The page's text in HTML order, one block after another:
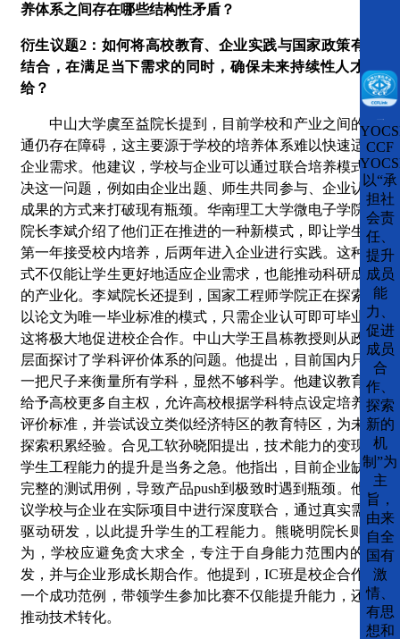
养体系之间存在哪些结构性矛盾？
衍生议题2：如何将高校教育、企业实践与国家政策有机
结合，在满足当下需求的同时，确保未来持续性人才供
给？
中山大学虞至益院长提到，目前学校和产业之间的沟
通仍存在障碍，这主要源于学校的培养体系难以快速适应
企业需求。他建议，学校与企业可以通过联合培养模式解
决这一问题，例如由企业出题、师生共同参与、企业认定
成果的方式来打破现有瓶颈。华南理工大学微电子学院副
院长李斌介绍了他们正在推进的一种新模式，即让学生在
第一年接受校内培养，后两年进入企业进行实践。这种模
式不仅能让学生更好地适应企业需求，也能推动科研成果
的产业化。李斌院长还提到，国家工程师学院正在探索不
以论文为唯一毕业标准的模式，只需企业认可即可毕业，
这将极大地促进校企合作。 中山大学王昌栋教授则从政策
层面探讨了学科评价体系的问题。他提出，目前国内只有
一把尺子来衡量所有学科，显然不够科学。他建议教育部
给予高校更多自主权，允许高校根据学科特点设定培养与
评价标准，并尝试设立类似经济特区的教育特区，为未来
探索积累经验。 合见工软孙晓阳提出，技术能力的变现与
学生工程能力的提升是当务之急。他指出，目前企业缺乏
完整的测试用例，导致产品push到极致时遇到瓶颈。他建
议学校与企业在实际项目中进行深度联合，通过真实需求
驱动研发，以此提升学生的工程能力。熊晓明院长 则认
为，学校应避免贪大求全，专注于自身能力范围内的研
发，并与企业形成长期合作。他提到，IC班是校企合作的
一个成功范例，带领学生参加比赛不仅能提升能力，还能
推动技术转化。
CCF
以“承
担社
会责
任、
提升
成员
能
力、
促进
成员
合
作、
探索
新的
机
制”为
主
旨，
由来
自全
国有
激
情、
有思
想和